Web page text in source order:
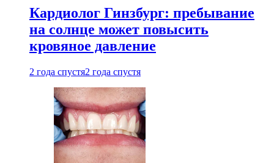
Кардиолог Гинзбург: пребывание
на солнце может повысить
кровяное давление
2 года спустя2 года спустя